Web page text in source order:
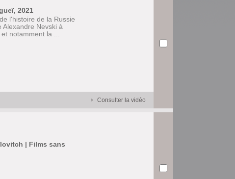
2021
l'histoire de la Russie
Alexandre Nevski à
notamment la ...
Consulter la vidéo
| Films sans